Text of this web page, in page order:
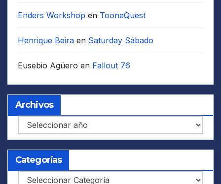
Enders Workshop en TooneQuest
Henrique Beira en Saturday Sábado
Eusebio Agüero en Fallout 76
Archivos
Archivos
Categorías
Categorías